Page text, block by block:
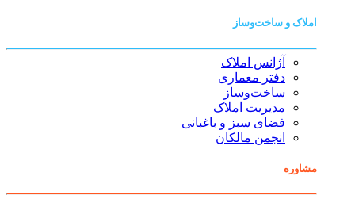
املاک و ساخت‌وساز
آژانس املاک
دفتر معماری
ساخت‌وساز
مدیریت املاک
فضای سبز و باغبانی
انجمن مالکان
مشاوره